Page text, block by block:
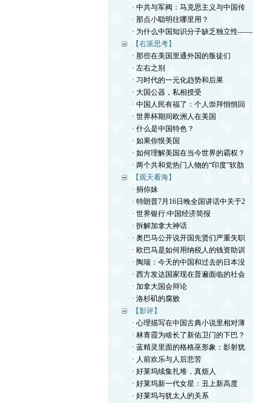
· 中共与军阀：马克思主义与中国传
· 那点小聪明往哪里用？
· 为什么中国知识分子缺乏独立性——
【右派思考】
· 那些在美国里通外国的叛徒们
· 左右之别
· 习时代的一元化趋势和后果
· 大国公器，私相授受
· 中国人民有福了：个人崇拜悄悄回
· 世界杯期间欧洲人在美国
· 什么是中国特色？
· 如果你恨美国
· 如何理解美国在当今世界的霸权？
· 两个共和党热门人物的“印度”软肋
【观天看海】
· 捐你妹
· 特朗普7月16日晚全国讲话中关于2
· 世界银行:中国经济简报
· 拆解加拿大神话
· 奥巴马公开说开国先贤们严重失职
· 欧巴马是如何用纳税人的钱资助训
· 陶瑞：今天的中国和过去的日本没
· 西方发达国家现在普遍面临的社会
· 加拿大国会辩论
· 洛杉矶的腐败
【影评】
· 心理描写在中国古典小说里相对薄
· 林青霞为啥长了新佑卫门的下巴？
· 蓝精灵里面的格格巫形象：影射犹
· 人前欢乐与人后悲苦
· 好莱坞续集扎堆，真烦人
· 好莱坞新一代女星：丑上新高度
· 好莱坞与犹太人的关系